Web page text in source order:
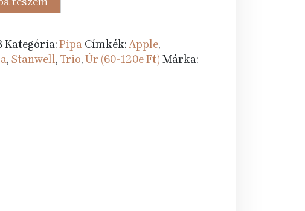
990 Ft.
Kategória:Pipa Címkék:Apple,
, Stanwell,Trio,Úr (60-120e Ft) Márka: